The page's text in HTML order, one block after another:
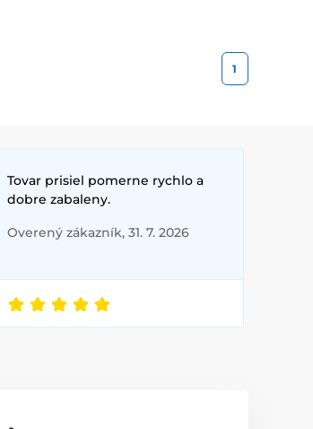
1
Tovar prisiel pomerne rychlo a
dobre zabaleny.
Overený zákazník, 31. 7. 2026